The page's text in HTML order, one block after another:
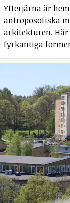
Ytterjärna är
antroposofiska
arkitekturen.
fyrkantiga